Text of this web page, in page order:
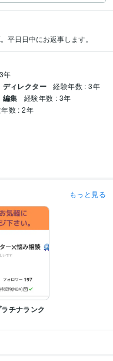
平日日中にお返事します。
年
ィレクター 経験年数 : 3年
編集 経験年数 : 3年
数 : 2年
もっと見る
チナランク